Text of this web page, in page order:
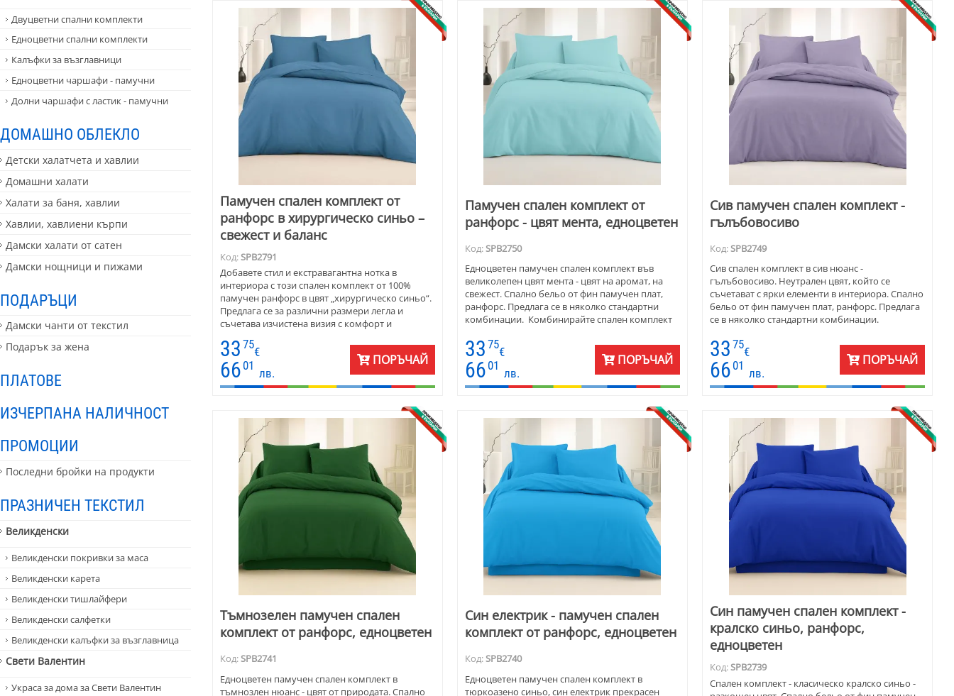
Двуцветни спални комплекти
Едноцветни спални комплекти
Калъфки за възглавници
Едноцветни чаршафи - памучни
Долни чаршафи с ластик - памучни
ДОМАШНО ОБЛЕКЛО
Детски халатчета и хавлии
Домашни халати
Халати за баня, хавлии
Хавлии, хавлиени кърпи
Дамски халати от сатен
Дамски нощници и пижами
ПОДАРЪЦИ
Дамски чанти от текстил
Подарък за жена
ПЛАТОВЕ
ИЗЧЕРПАНА НАЛИЧНОСТ
ПРОМОЦИИ
Последни бройки на продукти
ПРАЗНИЧЕН ТЕКСТИЛ
Великденски
Великденски покривки за маса
Великденски карета
Великденски тишлайфери
Великденски салфетки
Великденски калъфки за възглавница
Свети Валентин
Украса за дома за Свети Валентин
Памучен спален комплект от
ранфорс в хирургическо синьо –
свежест и баланс
Код:SPB2791
Добавете стил и екстравагантна нотка в
интериора с този спален комплект от 100%
памучен ранфорс в цвят „хирургическо синьо“.
Предлага се за различни размери легла и
съчетава изчистена визия с комфорт и
33 75
€
66 01
лв.
ПОРЪЧАЙ
Памучен спален комплект от
ранфорс - цвят мента, едноцветен
Код:SPB2750
Едноцветен памучен спален комплект във
великолепен цвят мента - цвят на аромат, на
свежест. Спално бельо от фин памучен плат,
ранфорс. Предлага се в няколко стандартни
комбинации. Комбинирайте спален комплект
натурален, скандинавски стил. Съчетайте цвят
мента със сиво и черно, за да имате модерен
минимализъм в спалнята. За романтичен шик -
мента се комбинира с розово и златно.
33 75
€
66 01
лв.
ПОРЪЧАЙ
Сив памучен спален комплект -
гълъбовосиво
Код:SPB2749
Сив спален комплект в сив нюанс -
гълъбовосиво. Неутрален цвят, който се
съчетават с ярки елементи в интериора. Спално
бельо от фин памучен плат, ранфорс. Предлага
се в няколко стандартни комбинации.
33 75
€
66 01
лв.
ПОРЪЧАЙ
Тъмнозелен памучен спален
комплект от ранфорс, едноцветен
Код:SPB2741
Едноцветен памучен спален комплект в
тъмнозлен нюанс - цвят от природата. Спално
Син електрик - памучен спален
комплект от ранфорс, едноцветен
Код:SPB2740
Едноцветен памучен спален комплект в
тюркоазено синьо, син електрик прекрасен
Син памучен спален комплект -
кралско синьо, ранфорс,
едноцветен
Код:SPB2739
Спален комплект - класическо кралско синьо -